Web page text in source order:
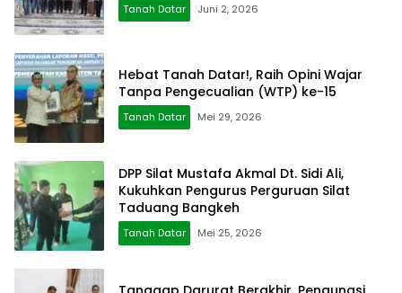
Tanah Datar Juni 2, 2026
Hebat Tanah Datar!, Raih Opini Wajar
Tanpa Pengecualian (WTP) ke-15
Tanah Datar Mei 29, 2026
DPP Silat Mustafa Akmal Dt. Sidi Ali,
Kukuhkan Pengurus Perguruan Silat
Taduang Bangkeh
Tanah Datar Mei 25, 2026